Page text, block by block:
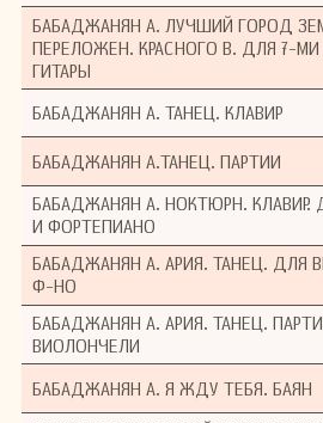
БАБАДЖАНЯН А. ЛУЧШИЙ ГОРОД
ПЕРЕЛОЖЕН. КРАСНОГО В. ДЛЯ 7-МИ
ГИТАРЫ
БАБАДЖАНЯН А. ТАНЕЦ. КЛАВИР
БАБАДЖАНЯН А.ТАНЕЦ. ПАРТИИ
БАБАДЖАНЯН А. НОКТЮРН. КЛАВИР.
И ФОРТЕПИАНО
БАБАДЖАНЯН А. АРИЯ. ТАНЕЦ. ДЛЯ
Ф-НО
БАБАДЖАНЯН А. АРИЯ. ТАНЕЦ.
ВИОЛОНЧЕЛИ
БАБАДЖАНЯН А. Я ЖДУ ТЕБЯ. БАЯН